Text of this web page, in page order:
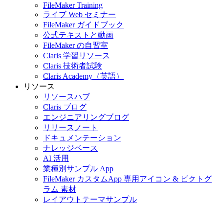
FileMaker Training
ライブ Web セミナー
FileMaker ガイドブック
公式テキストと動画
FileMaker の自習室
Claris 学習リソース
Claris 技術者試験
Claris Academy（英語）
リソース
リソースハブ
Claris ブログ
エンジニアリングブログ
リリースノート
ドキュメンテーション
ナレッジベース
AI 活用
業種別サンプル App
FileMaker カスタムApp 専用アイコン & ピクトグ
ラム 素材
レイアウトテーマサンプル